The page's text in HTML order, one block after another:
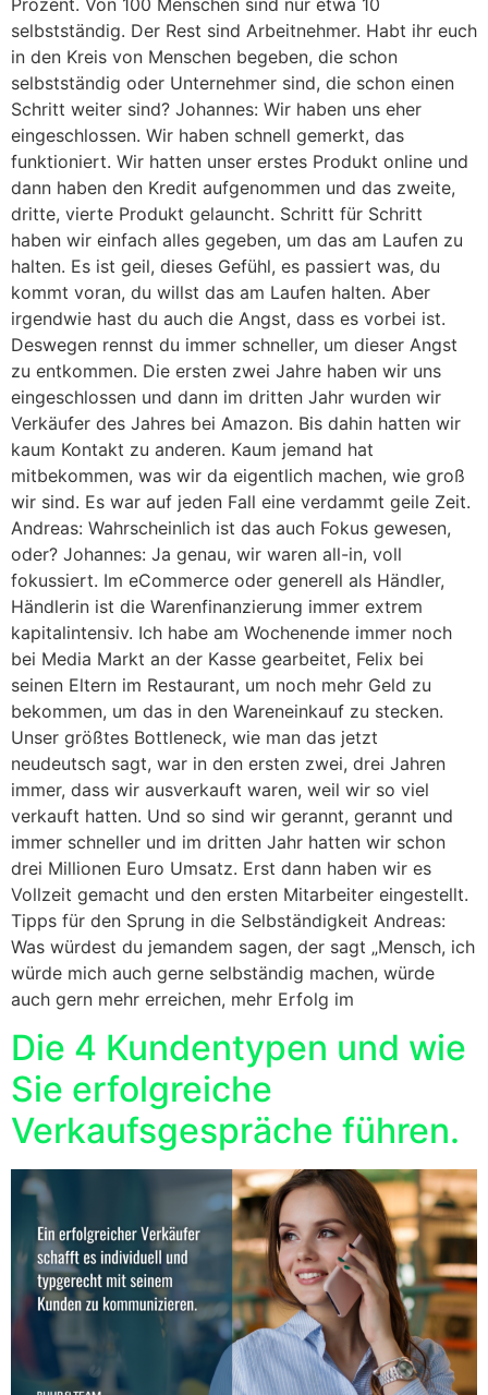
selbstständig. Der Rest sind Arbeitnehmer. Habt ihr euch
in den Kreis von Menschen begeben, die schon
selbstständig oder Unternehmer sind, die schon einen
Schritt weiter sind? Johannes: Wir haben uns eher
eingeschlossen. Wir haben schnell gemerkt, das
funktioniert. Wir hatten unser erstes Produkt online und
dann haben den Kredit aufgenommen und das zweite,
dritte, vierte Produkt gelauncht. Schritt für Schritt
haben wir einfach alles gegeben, um das am Laufen zu
halten. Es ist geil, dieses Gefühl, es passiert was, du
kommt voran, du willst das am Laufen halten. Aber
irgendwie hast du auch die Angst, dass es vorbei ist.
Deswegen rennst du immer schneller, um dieser Angst
zu entkommen. Die ersten zwei Jahre haben wir uns
eingeschlossen und dann im dritten Jahr wurden wir
Verkäufer des Jahres bei Amazon. Bis dahin hatten wir
kaum Kontakt zu anderen. Kaum jemand hat
mitbekommen, was wir da eigentlich machen, wie groß
wir sind. Es war auf jeden Fall eine verdammt geile Zeit.
Andreas: Wahrscheinlich ist das auch Fokus gewesen,
oder? Johannes: Ja genau, wir waren all-in, voll
fokussiert. Im eCommerce oder generell als Händler,
Händlerin ist die Warenfinanzierung immer extrem
kapitalintensiv. Ich habe am Wochenende immer noch
bei Media Markt an der Kasse gearbeitet, Felix bei
seinen Eltern im Restaurant, um noch mehr Geld zu
bekommen, um das in den Wareneinkauf zu stecken.
Unser größtes Bottleneck, wie man das jetzt
neudeutsch sagt, war in den ersten zwei, drei Jahren
immer, dass wir ausverkauft waren, weil wir so viel
verkauft hatten. Und so sind wir gerannt, gerannt und
immer schneller und im dritten Jahr hatten wir schon
drei Millionen Euro Umsatz. Erst dann haben wir es
Vollzeit gemacht und den ersten Mitarbeiter eingestellt.
Tipps für den Sprung in die Selbständigkeit Andreas:
Was würdest du jemandem sagen, der sagt „Mensch, ich
würde mich auch gerne selbständig machen, würde
auch gern mehr erreichen, mehr Erfolg im
Die 4 Kundentypen und wie
Sie erfolgreiche
Verkaufsgespräche führen.